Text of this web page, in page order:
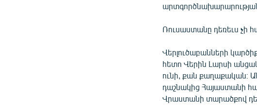
Ռուսաստանը դեռեւս չի
Վերլուծաբանների
հետո Վերին Լարսի
ունի, քան քաղաքական։
դաշնակից Հայաստանի
Վրաստանի տարածքով